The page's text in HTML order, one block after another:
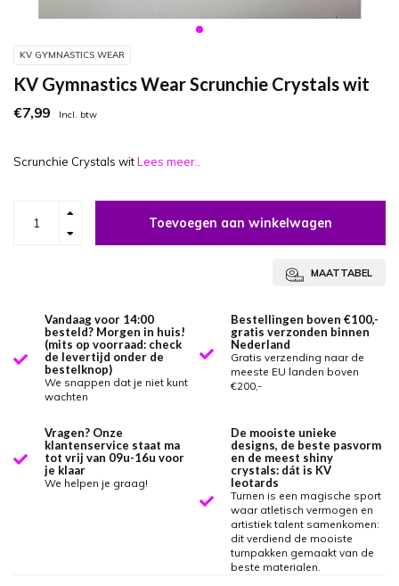
KV GYMNASTICS WEAR
KV Gymnastics Wear Scrunchie Crystals wit
€7,99 Incl. btw
Scrunchie Crystals witLees meer..
Toevoegen aan winkelwagen
MAATTABEL
Vandaag voor 14:00
besteld? Morgen in huis!
(mits op voorraad: check
de levertijd onder de
bestelknop)
We snappen dat je niet kunt
wachten
Bestellingen boven €100,-
gratis verzonden binnen
Nederland
Gratis verzending naar de
meeste EU landen boven
€200,-
Vragen? Onze
klantenservice staat ma
tot vrij van 09u-16u voor
je klaar
We helpen je graag!
De mooiste unieke
designs, de beste pasvorm
en de meest shiny
crystals: dát is KV
leotards
Turnen is een magische sport
waar atletisch vermogen en
artistiek talent samenkomen:
dit verdiend de mooiste
turnpakken gemaakt van de
beste materialen.